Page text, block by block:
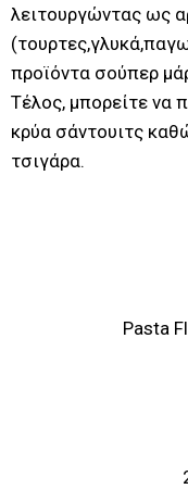
λειτουργώντας ως
προϊόντα σούπερ
Τέλος, μπορείτε να
κρύα σάντουιτς
τσιγάρα.
Pasta